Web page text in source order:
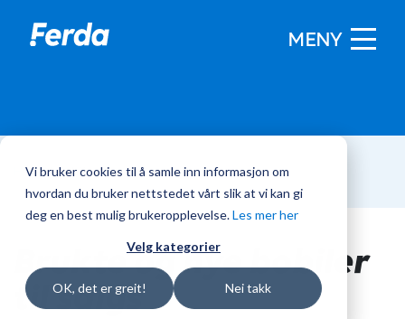
Vi bruker cookies til å samle inn informasjon om
hvordan du bruker nettstedet vårt slik at vi kan gi
deg en best mulig brukeropplevelse.Les mer her
Velg kategorier
OK, det er greit! Nei takk
MENY
Hjem/Bobiler
Brukte og nye bobiler
til salgs